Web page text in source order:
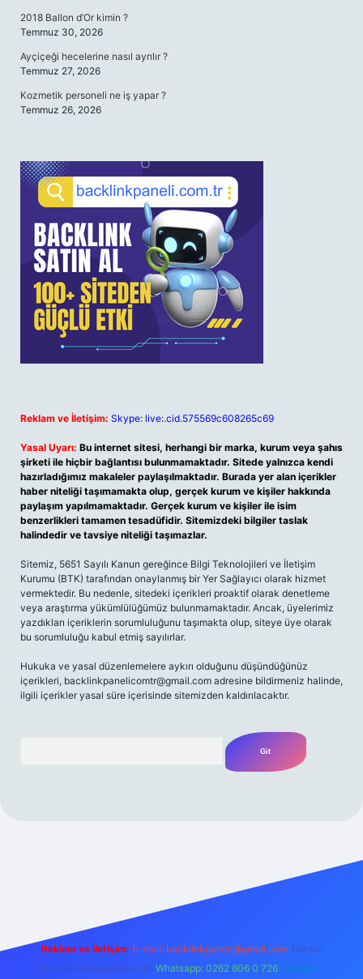
2018 Ballon d’Or kimin ?
Temmuz 30, 2026
Ayçiçeği hecelerine nasıl ayrılır ?
Temmuz 27, 2026
Kozmetik personeli ne iş yapar ?
Temmuz 26, 2026
Reklam ve İletişim: Skype: live:.cid.575569c608265c69
Yasal Uyarı: Bu internet sitesi, herhangi bir marka, kurum veya şahıs
şirketi ile hiçbir bağlantısı bulunmamaktadır. Sitede yalnızca kendi
hazırladığımız makaleler paylaşılmaktadır. Burada yer alan içerikler
haber niteliği taşımamakta olup, gerçek kurum ve kişiler hakkında
paylaşım yapılmamaktadır. Gerçek kurum ve kişiler ile isim
benzerlikleri tamamen tesadüfidir. Sitemizdeki bilgiler taslak
halindedir ve tavsiye niteliği taşımazlar.
Sitemiz, 5651 Sayılı Kanun gereğince Bilgi Teknolojileri ve İletişim
Kurumu (BTK) tarafından onaylanmış bir Yer Sağlayıcı olarak hizmet
vermektedir. Bu nedenle, sitedeki içerikleri proaktif olarak denetleme
veya araştırma yükümlülüğümüz bulunmamaktadır. Ancak, üyelerimiz
yazdıkları içeriklerin sorumluluğunu taşımakta olup, siteye üye olarak
bu sorumluluğu kabul etmiş sayılırlar.
Hukuka ve yasal düzenlemelere aykırı olduğunu düşündüğünüz
içerikleri, backlinkpanelicomtr@gmail.com adresine bildirmeniz halinde,
ilgili içerikler yasal süre içerisinde sitemizden kaldırılacaktır.
Reklam ve İletişim: E-mail: backlinkpaneli@gmail.com Teams:
forumhizmeti@gmail.com Whatsapp: 0262 606 0 726 Telegram: